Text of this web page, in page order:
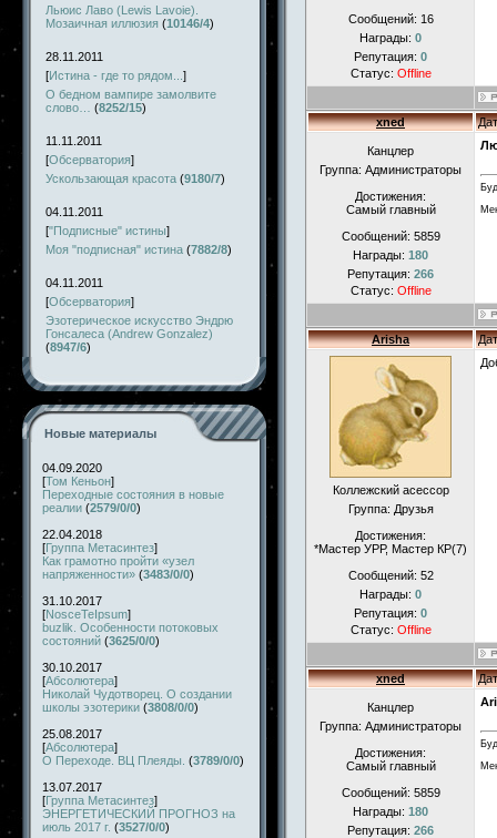
Льюис Лаво (Lewis Lavoie).
Мозаичная иллюзия (10146/4)
28.11.2011
[Истина - где то рядом... ]
О бедном вампире замолвите
слово…
(8252/15)
11.11.2011
[Обсерватория]
Ускользающая красота (9180/7)
04.11.2011
["Подписные" истины]
Моя "подписная" истина (7882/8)
04.11.2011
[Обсерватория]
Эзотерическое искусство Эндрю
Гонсалеса (Andrew Gonzalez)
(8947/6)
Новые материалы
04.09.2020
[Том Кеньон]
Переходные состояния в новые
реалии (2579/0/0)
22.04.2018
[Группа Метасинтез]
Как грамотно пройти «узел
напряженности» (3483/0/0)
31.10.2017
[NosceTeIpsum]
buzlik. Особенности потоковых
состояний (3625/0/0)
30.10.2017
[Абсолютера]
Николай Чудотворец. О создании
школы эзотерики (3808/0/0)
25.08.2017
[Абсолютера]
О Переходе. ВЦ Плеяды. (3789/0/0)
13.07.2017
[Группа Метасинтез]
ЭНЕРГЕТИЧЕСКИЙ ПРОГНОЗ на
июль 2017 г. (3527/0/0)
Сообщений: 16
Награды: 0
Репутация: 0
Статус: Offline
xned
Канцлер
Группа: Администраторы
Достижения:
Самый главный
Сообщений: 5859
Награды: 180
Репутация: 266
Статус: Offline
Arisha
Коллежский асессор
Группа: Друзья
Достижения:
*Мастер УРР, Мастер КР(7)
Сообщений: 52
Награды: 0
Репутация: 0
Статус: Offline
xned
Канцлер
Группа: Администраторы
Достижения:
Самый главный
Сообщений: 5859
Награды: 180
Репутация: 266